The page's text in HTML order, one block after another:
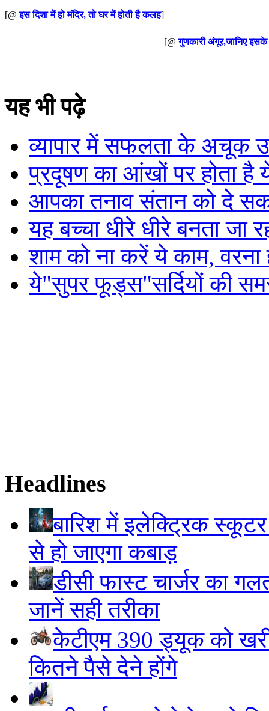
[@ इस दिशा में हो मंदिर, तो घर में होती है कलह]
[@ गुणकारी अंगूर,जानिए
यह भी पढ़े
व्यापार में सफलता के अचूक
प्रदूषण का आंखों पर होता है
आपका तनाव संतान को दे
यह बच्चा धीरे धीरे बनता जा
शाम को ना करें ये काम, वरना
ये"सुपर फूड्स"सर्दियों की
Headlines
बारिश में इलेक्ट्रिक स्कूटर
से हो जाएगा कबाड़
डीसी फास्ट चार्जर का
जानें सही तरीका
केटीएम 390 ड्यूक को
कितने पैसे देने होंगे